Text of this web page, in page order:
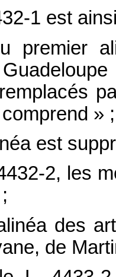
1 est
premier
» ;
est
2, les
des
de